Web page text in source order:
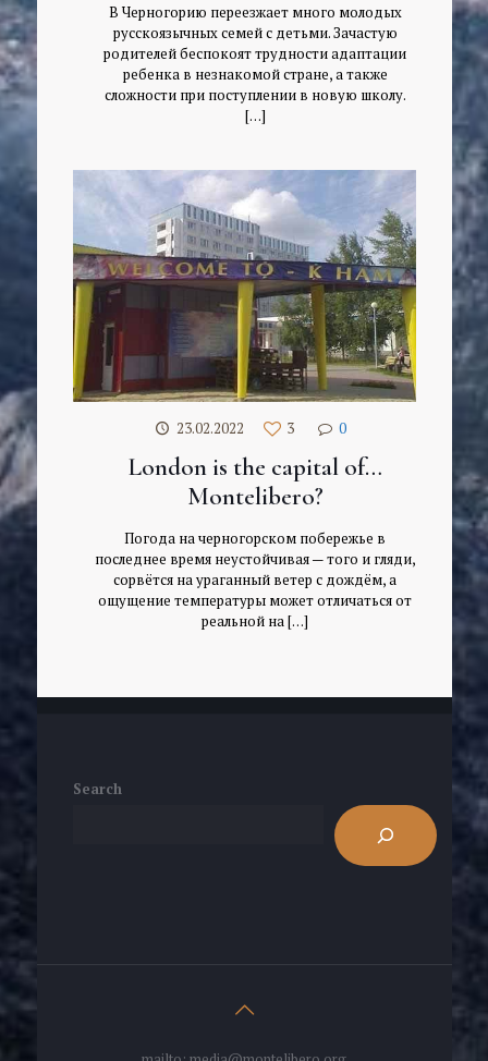
В Черногорию переезжает много молодых
русскоязычных семей с детьми. Зачастую
родителей беспокоят трудности адаптации
ребенка в незнакомой стране, а также
сложности при поступлении в новую школу.
[…]
23.02.2022 3 0
London is the capital of…
Montelibero?
Погода на черногорском побережье в
последнее время неустойчивая — того и гляди,
сорвётся на ураганный ветер с дождём, а
ощущение температуры может отличаться от
реальной на[…]
Search